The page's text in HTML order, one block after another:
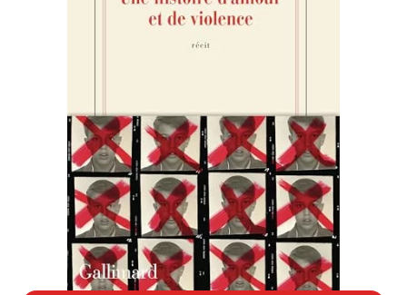
Prix littéraires